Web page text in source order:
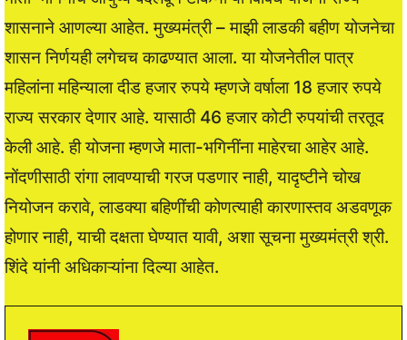
शासनाने आणल्या आहेत. मुख्यमंत्री – माझी लाडकी बहीण योजनेचा
शासन निर्णयही लगेचच काढण्यात आला. या योजनेतील पात्र
महिलांना महिन्याला दीड हजार रुपये म्हणजे वर्षाला 18 हजार रुपये
राज्य सरकार देणार आहे. यासाठी 46 हजार कोटी रुपयांची तरतूद
केली आहे. ही योजना म्हणजे माता-भगिनींना माहेरचा आहेर आहे.
नोंदणीसाठी रांगा लावण्याची गरज पडणार नाही, यादृष्टीने चोख
नियोजन करावे, लाडक्या बहिणींची कोणत्याही कारणास्तव अडवणूक
होणार नाही, याची दक्षता घेण्यात यावी, अशा सूचना मुख्यमंत्री श्री.
शिंदे यांनी अधिकाऱ्यांना दिल्या आहेत.